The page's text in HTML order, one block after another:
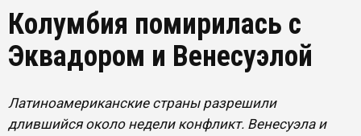
Колумбия помирилась с
Эквадором и Венесуэлой
Латиноамериканские страны разрешили
длившийся около недели конфликт. Венесуэла и